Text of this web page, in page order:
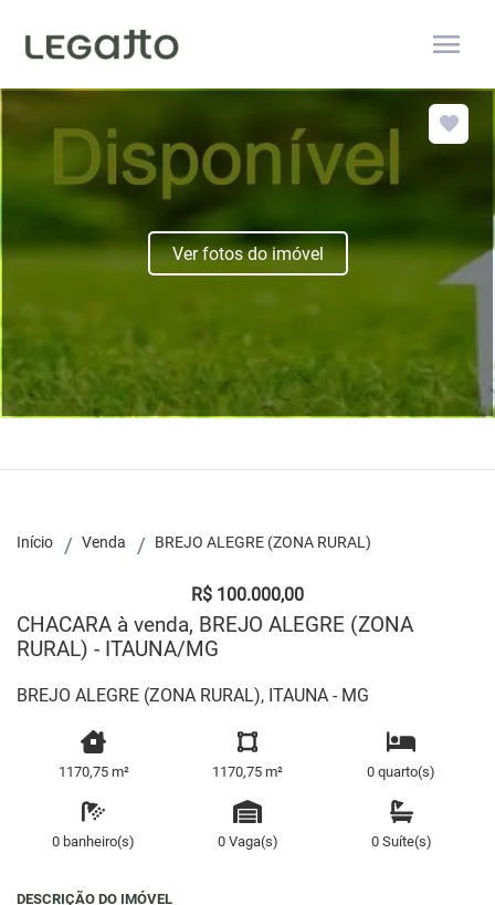
menu
Ver fotos do imóvel
Início Venda BREJO ALEGRE (ZONA RURAL)
R$ 100.000,00
CHACARA à venda, BREJO ALEGRE (ZONA
RURAL) - ITAUNA/MG
BREJO ALEGRE (ZONA RURAL), ITAUNA - MG
1170,75 m² 1170,75 m² 0 quarto(s)
0 banheiro(s) 0 Vaga(s) 0 Suíte(s)
DESCRIÇÃO DO IMÓVEL